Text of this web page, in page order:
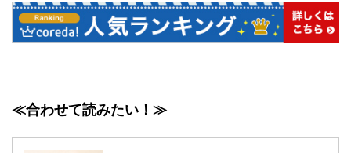
≪合わせて読みたい！≫